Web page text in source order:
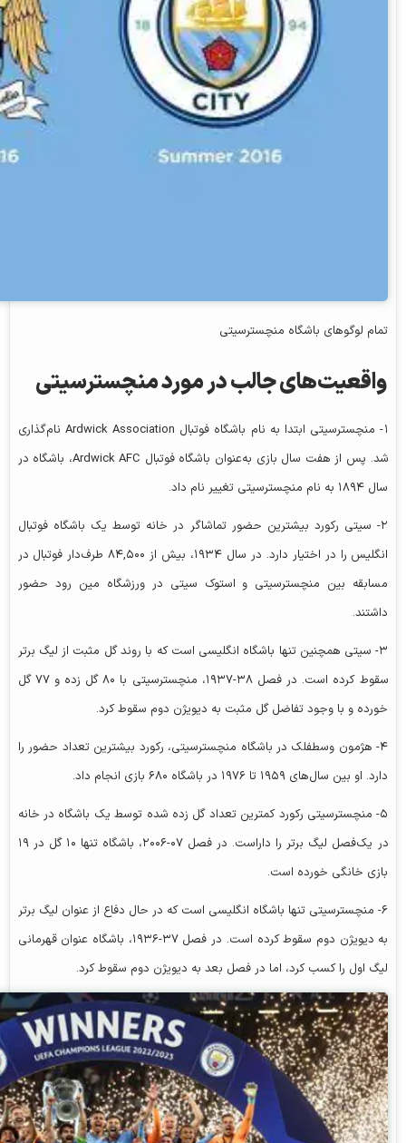
تمام لوگوهای باشگاه منچسترسیتی
واقعیت‌های جالب در مورد منچسترسیتی
۱- منچسترسیتی ابتدا به نام باشگاه فوتبال Ardwick Association نام‌گذاری
شد. پس از هفت سال بازی به‌عنوان باشگاه فوتبال Ardwick AFC، باشگاه در
سال ۱۸۹۴ به نام منچسترسیتی تغییر نام داد.
۲- سیتی رکورد بیشترین حضور تماشاگر در خانه توسط یک باشگاه فوتبال
انگلیس را در اختیار دارد. در سال ۱۹۳۴، بیش از ۸۴,۵۰۰ طرف‌دار فوتبال در
مسابقه بین منچسترسیتی و استوک سیتی در ورزشگاه مین رود حضور
داشتند.
۳- سیتی همچنین تنها باشگاه انگلیسی است که با روند گل مثبت از لیگ برتر
سقوط کرده است. در فصل ۳۸-۱۹۳۷، منچسترسیتی با ۸۰ گل زده و ۷۷ گل
خورده و با وجود تفاضل گل مثبت به دیویژن دوم سقوط کرد.
۴- هژمون وسطفلک در باشگاه منچسترسیتی، رکورد بیشترین تعداد حضور را
دارد. او بین سال‌های ۱۹۵۹ تا ۱۹۷۶ در باشگاه ۶۸۰ بازی انجام داد.
۵- منچسترسیتی رکورد کمترین تعداد گل زده شده توسط یک باشگاه در خانه
در یک‌فصل لیگ برتر را داراست. در فصل ۰۷-۲۰۰۶، باشگاه تنها ۱۰ گل در ۱۹
بازی خانگی خورده است.
۶- منچسترسیتی تنها باشگاه انگلیسی است که در حال دفاع از عنوان لیگ برتر
به دیویژن دوم سقوط کرده است. در فصل ۳۷-۱۹۳۶، باشگاه عنوان قهرمانی
لیگ اول را کسب کرد، اما در فصل بعد به دیویژن دوم سقوط کرد.